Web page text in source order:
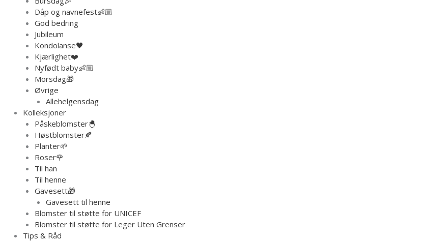
Dåp og navnefest👶🏼
God bedring
Jubileum
Kondolanse🖤
Kjærlighet❤️
Nyfødt baby👶🏼
Morsdag🎁
Øvrige
Allehelgensdag
Kolleksjoner
Påskeblomster🐣
Høstblomster🍂
Planter🌱
Roser🌹
Til han
Til henne
Gavesett🎁
Gavesett til henne
Blomster til støtte for UNICEF
Blomster til støtte for Leger Uten Grenser
Tips & Råd